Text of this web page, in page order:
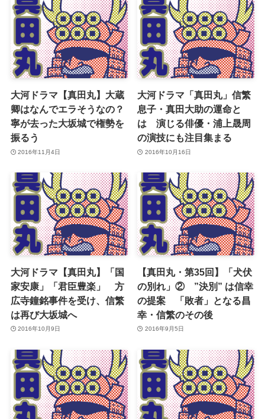
大河ドラマ【真田丸】大蔵
卿はなんでエラそうなの？
寧が去った大坂城で権勢を
振るう
2016年11月4日
大河ドラマ「真田丸」信繁
息子・真田大助の運命と
は 演じる俳優・浦上晟周
の演技にも注目集まる
2016年10月16日
大河ドラマ【真田丸】「国
家安康」「君臣豊楽」 方
広寺鐘銘事件を受け、信繁
は再び大坂城へ
2016年10月9日
【真田丸・第35回】「犬伏
の別れ」② ”決別” は信幸
の提案 「敗者」となる昌
幸・信繁のその後
2016年9月5日